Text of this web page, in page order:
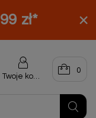
99 zł*
Twoje konto
0